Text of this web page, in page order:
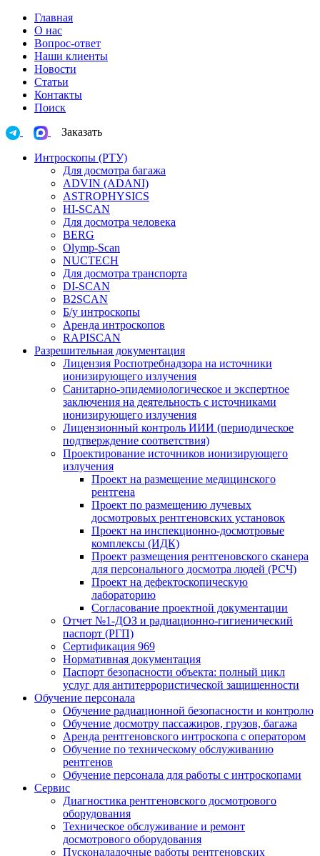
Главная
О нас
Вопрос-ответ
Наши клиенты
Новости
Статьи
Контакты
Поиск
Заказать
Интроскопы (РТУ)
Для досмотра багажа
ADVIN (ADANI)
ASTROPHYSICS
HI-SCAN
Для досмотра человека
BERG
Olymp-Scan
NUCTECH
Для досмотра транспорта
DI-SCAN
B2SCAN
Б/у интроскопы
Аренда интроскопов
RAPISCAN
Разрешительная документация
Лицензия Роспотребнадзора на источники
ионизирующего излучения
Санитарно-эпидемиологическое и экспертное
заключения на деятельность с источниками
ионизирующего излучения
Лицензионный контроль ИИИ (периодическое
подтверждение соответствия)
Проектирование источников ионизирующего
излучения
Проект на размещение медицинского
рентгена
Проект по размещению лучевых
досмотровых рентгеновских установок
Проект на инспекционно-досмотровые
комплексы (ИДК)
Проект размещения рентгеновского сканера
для персонального досмотра людей (РСЧ)
Проект на дефектоскопическую
лабораторию
Согласование проектной документации
Отчет №1-ДОЗ и радиационно-гигиенический
паспорт (РГП)
Сертификация 969
Нормативная документация
Паспорт безопасности объекта: полный цикл
услуг для антитеррористической защищенности
Обучение персонала
Обучение радиационной безопасности и контролю
Обучение досмотру пассажиров, грузов, багажа
Аренда рентгеновского интроскопа с оператором
Обучение по техническому обслуживанию
рентгенов
Обучение персонала для работы с интроскопами
Сервис
Диагностика рентгеновского досмотрового
оборудования
Техническое обслуживание и ремонт
досмотрового оборудования
Пусконаладочные работы рентгеновских